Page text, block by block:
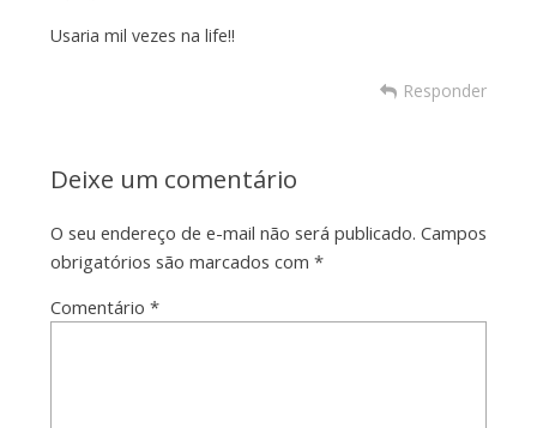
Usaria mil vezes na life!!
Responder
Deixe um comentário
O seu endereço de e-mail não será publicado. Campos
obrigatórios são marcados com *
Comentário *